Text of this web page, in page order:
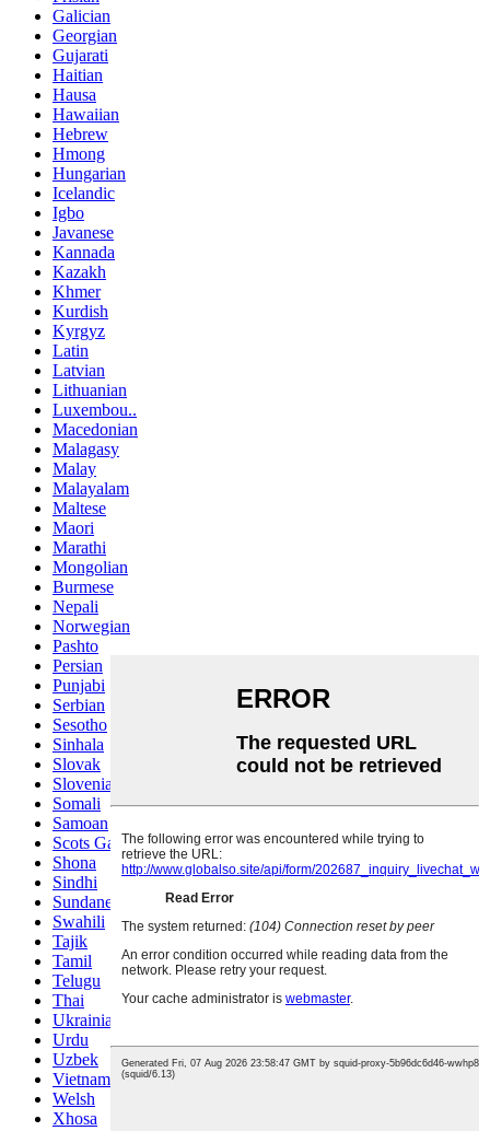
Galician
Georgian
Gujarati
Haitian
Hausa
Hawaiian
Hebrew
Hmong
Hungarian
Icelandic
Igbo
Javanese
Kannada
Kazakh
Khmer
Kurdish
Kyrgyz
Latin
Latvian
Lithuanian
Luxembou..
Macedonian
Malagasy
Malay
Malayalam
Maltese
Maori
Marathi
Mongolian
Burmese
Nepali
Norwegian
Pashto
Persian
Punjabi
Serbian
Sesotho
Sinhala
Slovak
Slovenian
Somali
Samoan
Scots Gaelic
Shona
Sindhi
Sundanese
Swahili
Tajik
Tamil
Telugu
Thai
Ukrainian
Urdu
Uzbek
Vietnamese
Welsh
Xhosa